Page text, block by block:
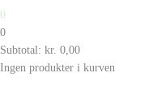
0
0
Subtotal: kr. 0,00
Ingen produkter i kurven